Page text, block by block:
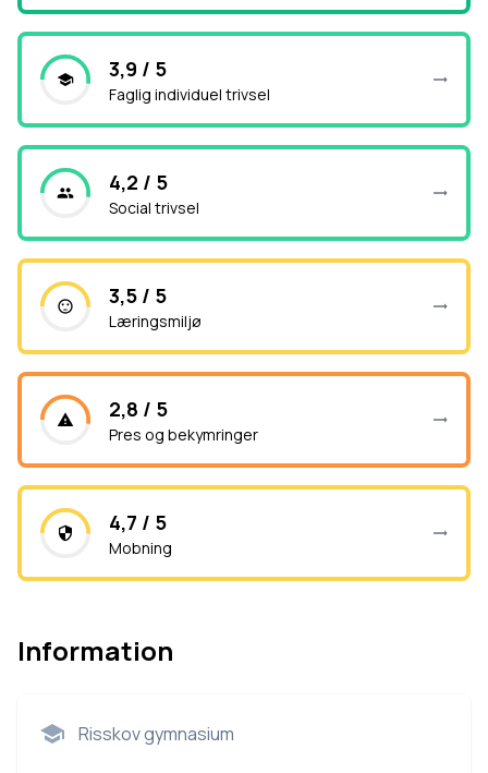
3,9 / 5
Faglig individuel trivsel
4,2 / 5
Social trivsel
3,5 / 5
Læringsmiljø
2,8 / 5
Pres og bekymringer
4,7 / 5
Mobning
Information
Risskov gymnasium